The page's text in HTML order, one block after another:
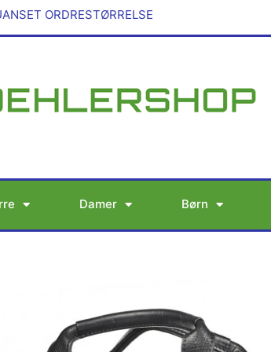
ORDRESTØRRELSE
Damer Børn